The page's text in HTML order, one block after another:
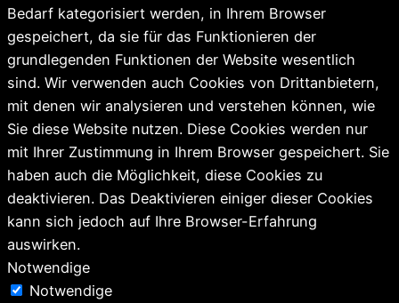
Bedarf kategorisiert werden, in Ihrem Browser
gespeichert, da sie für das Funktionieren der
grundlegenden Funktionen der Website wesentlich
sind. Wir verwenden auch Cookies von Drittanbietern,
mit denen wir analysieren und verstehen können, wie
Sie diese Website nutzen. Diese Cookies werden nur
mit Ihrer Zustimmung in Ihrem Browser gespeichert. Sie
haben auch die Möglichkeit, diese Cookies zu
deaktivieren. Das Deaktivieren einiger dieser Cookies
kann sich jedoch auf Ihre Browser-Erfahrung
auswirken.
Notwendige
Notwendige